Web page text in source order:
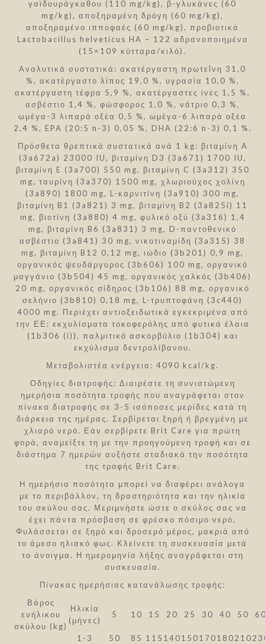
γαϊδουράγκαθου (110 mg/kg), β-γλυκάνες (60
mg/kg), αποξηραμένη δρόγη (60 mg/kg),
αποξηραμένο ιπποφαές (60 mg/kg), προβιοτικά
Lactobacillus helveticus HA – 122 αδρανοποιημένα
(15×109 κύτταρα/κιλό).
Αναλυτικά συστατικά: ακατέργαστη πρωτεΐνη 31,0
%, ακατέργαστο λίπος 19,0 %, υγρασία 10,0 %,
ακατέργαστη τέφρα 5,9 %, ακατέργαστες ίνες 1,5 %,
ασβέστιο 1,4 %, φώσφορος 1,0 %, νάτριο 0,3 %,
ωμέγα-3 λιπαρά οξέα 0,5 %, ωμέγα-6 λιπαρά οξέα
2,4 %, EPA (20:5 n-3) 0,05 %, DHA (22:6 n-3) 0,1 %.
Πρόσθετα θρεπτικά συστατικά ανά 1 kg: βιταμίνη A
(3a672a) 23000 IU, βιταμίνη D3 (3a671) 1700 IU,
βιταμίνη E (3a700) 550 mg, βιταμίνη C (3a312) 350
mg, ταυρίνη (3a370) 1500 mg, χλωριούχος χολίνη
(3a890) 1800 mg, L-καρνιτίνη (3a910) 300 mg,
βιταμίνη B1 (3a821) 3 mg, βιταμίνη B2 (3a825i) 11
mg, βιοτίνη (3a880) 4 mg, φυλικό οξύ (3a316) 1,4
mg, βιταμίνη B6 (3a831) 3 mg, D-παντοθενικό
ασβέστιο (3a841) 30 mg, νικοτιναμίδη (3a315) 38
mg, βιταμίνη B12 0,12 mg, ιώδιο (3b201) 0,9 mg,
οργανικός ψευδάργυρος (3b606) 100 mg, οργανικό
μαγγάνιο (3b504) 45 mg, οργανικός χαλκός (3b406)
20 mg, οργανικός σίδηρος (3b106) 88 mg, οργανικό
σελήνιο (3b810) 0,18 mg, L-τρυπτοφάνη (3c440)
4000 mg. Περιέχει αντιοξειδωτικά εγκεκριμένα από
την ΕΕ: εκχυλίσματα τοκοφερόλης από φυτικά έλαια
(1b306 (i)), παλμιτικό ασκορβύλιο (1b304) και
εκχύλισμα δεντρολίβανου.
Μεταβολιστέα ενέργεια: 4090 kcal/kg.
Οδηγίες διατροφής: Διαιρέστε τη συνιστώμενη
ημερήσια ποσότητα τροφής που αναγράφεται στον
πίνακα διατροφής σε 3-5 ισόποσες μερίδες κατά τη
διάρκεια της ημέρας. Σερβίρεται ξηρή ή βρεγμένη με
χλιαρό νερό. Εάν σερβίρετε Brit Care για πρώτη
φορά, αναμείξτε τη με την προηγούμενη τροφή και σε
διάστημα 7 ημερών αυξήστε σταδιακά την ποσότητα
της τροφής Brit Care.
Η ημερήσια ποσότητα μπορεί να διαφέρει ανάλογα
με το περιβάλλον, τη δραστηριότητα και την ηλικία
του σκύλου σας. Μεριμνήστε ώστε ο σκύλος σας να
έχει πάντα πρόσβαση σε φρέσκο πόσιμο νερό.
Φυλάσσεται σε ξηρό και δροσερό μέρος, μακριά από
το άμεσο ηλιακό φως. Κλείνετε τη συσκευασία μετά
το άνοιγμα. Η ημερομηνία λήξης αναγράφεται στη
συσκευασία.
Πίνακας ημερήσιας κατανάλωσης τροφής:
Βάρος
ενήλικου
σκύλου (kg)
Ηλικία
(μήνες)
5 10 15 20 25 30 40 50
1-3 50 85 115 140150170180210